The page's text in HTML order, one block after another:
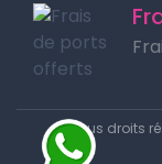
© Tous droits